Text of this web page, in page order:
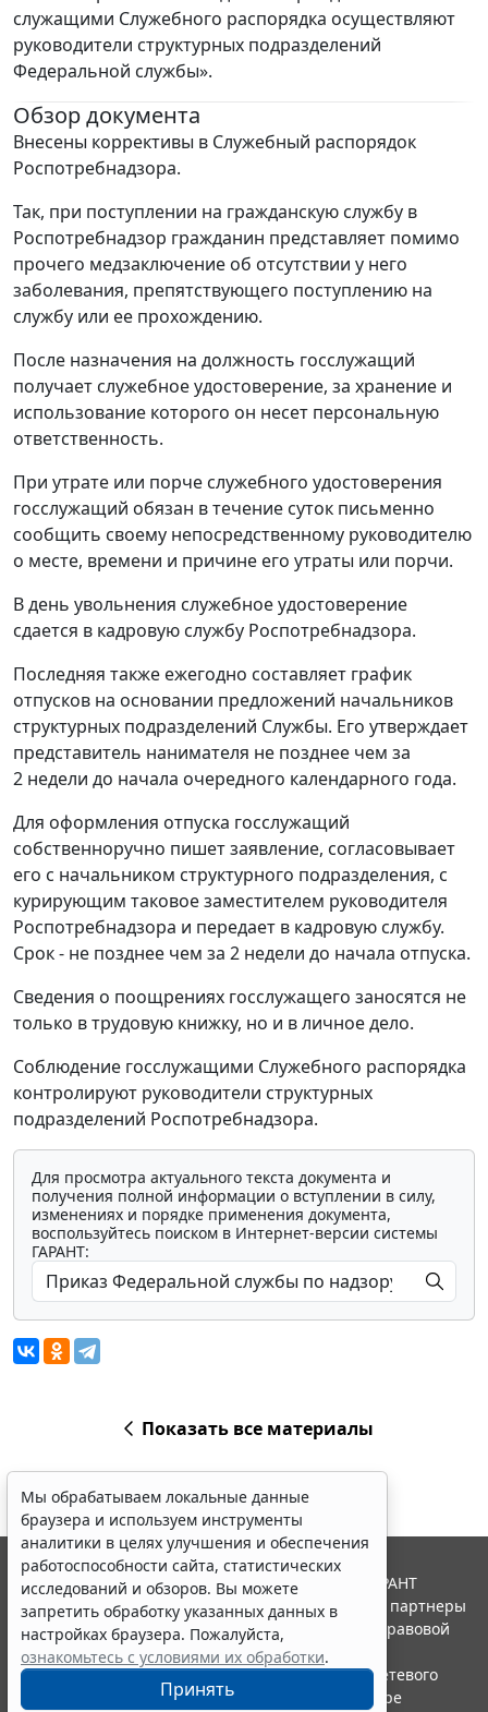
служащими Служебного распорядка осуществляют
руководители структурных подразделений
Федеральной службы».
Обзор документа
Внесены коррективы в Служебный распорядок
Роспотребнадзора.
Так, при поступлении на гражданскую службу в
Роспотребнадзор гражданин представляет помимо
прочего медзаключение об отсутствии у него
заболевания, препятствующего поступлению на
службу или ее прохождению.
После назначения на должность госслужащий
получает служебное удостоверение, за хранение и
использование которого он несет персональную
ответственность.
При утрате или порче служебного удостоверения
госслужащий обязан в течение суток письменно
сообщить своему непосредственному руководителю
о месте, времени и причине его утраты или порчи.
В день увольнения служебное удостоверение
сдается в кадровую службу Роспотребнадзора.
Последняя также ежегодно составляет график
отпусков на основании предложений начальников
структурных подразделений Службы. Его утверждает
представитель нанимателя не позднее чем за
2 недели до начала очередного календарного года.
Для оформления отпуска госслужащий
собственноручно пишет заявление, согласовывает
его с начальником структурного подразделения, с
курирующим таковое заместителем руководителя
Роспотребнадзора и передает в кадровую службу.
Срок - не позднее чем за 2 недели до начала отпуска.
Сведения о поощрениях госслужащего заносятся не
только в трудовую книжку, но и в личное дело.
Соблюдение госслужащими Служебного распорядка
контролируют руководители структурных
подразделений Роспотребнадзора.
Для просмотра актуального текста документа и
получения полной информации о вступлении в силу,
изменениях и порядке применения документа,
воспользуйтесь поиском в Интернет-версии системы
ГАРАНТ:
Показать все материалы
Мы обрабатываем локальные данные
браузера и используем инструменты
аналитики в целях улучшения и обеспечения
работоспособности сайта, статистических
исследований и обзоров. Вы можете
запретить обработку указанных данных в
настройках браузера. Пожалуйста,
ознакомьтесь с условиями их обработки.
Принять
© ООО "НПП "ГАРАНТ-СЕРВИС", 2026. Система ГАРАНТ
выпускается с 1990 года. Компания "Гарант" и ее партнеры
являются участниками Российской ассоциации правовой
информации ГАРАНТ.
Портал ГАРАНТ.РУ зарегистрирован в качестве сетевого
издания Федеральной службой по надзору в сфере